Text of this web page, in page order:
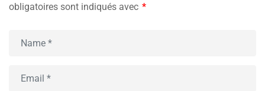
obligatoires sont indiqués avec *